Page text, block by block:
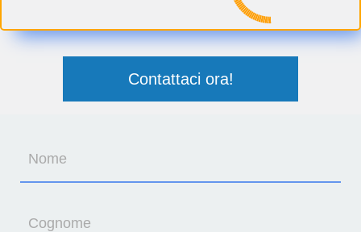
Contattaci ora!
Nome
Cognome